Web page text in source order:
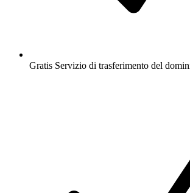
Gratis Servizio di trasferimento del